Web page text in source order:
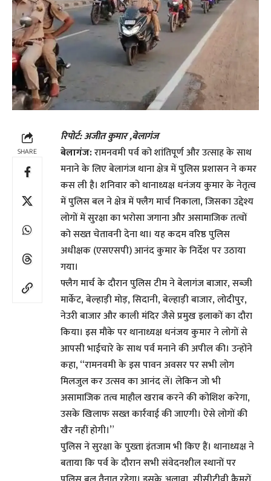
SHARE
रिपोर्ट: अजीत कुमार ,बेलागंज
बेलागंज:रामनवमी पर्व को शांतिपूर्ण और उत्साह के साथ
मनाने के लिए बेलागंज थाना क्षेत्र में पुलिस प्रशासन ने कमर
कस ली है। शनिवार को थानाध्यक्ष धनंजय कुमार के नेतृत्व
में पुलिस बल ने क्षेत्र में फ्लैग मार्च निकाला, जिसका उद्देश्य
लोगों में सुरक्षा का भरोसा जगाना और असामाजिक तत्वों
को सख्त चेतावनी देना था। यह कदम वरिष्ठ पुलिस
अधीक्षक (एसएसपी) आनंद कुमार के निर्देश पर उठाया
गया।
फ्लैग मार्च के दौरान पुलिस टीम ने बेलागंज बाजार, सब्जी
मार्केट, बेल्हाड़ी मोड़, सिदानी, बेल्हाड़ी बाजार, लोदीपुर,
नेउरी बाजार और काली मंदिर जैसे प्रमुख इलाकों का दौरा
किया। इस मौके पर थानाध्यक्ष धनंजय कुमार ने लोगों से
आपसी भाईचारे के साथ पर्व मनाने की अपील की। उन्होंने
कहा, “रामनवमी के इस पावन अवसर पर सभी लोग
मिलजुल कर उत्सव का आनंद लें। लेकिन जो भी
असामाजिक तत्व माहौल खराब करने की कोशिश करेगा,
उसके खिलाफ सख्त कार्रवाई की जाएगी। ऐसे लोगों की
खैर नहीं होगी।”
पुलिस ने सुरक्षा के पुख्ता इंतजाम भी किए हैं। थानाध्यक्ष ने
बताया कि पर्व के दौरान सभी संवेदनशील स्थानों पर